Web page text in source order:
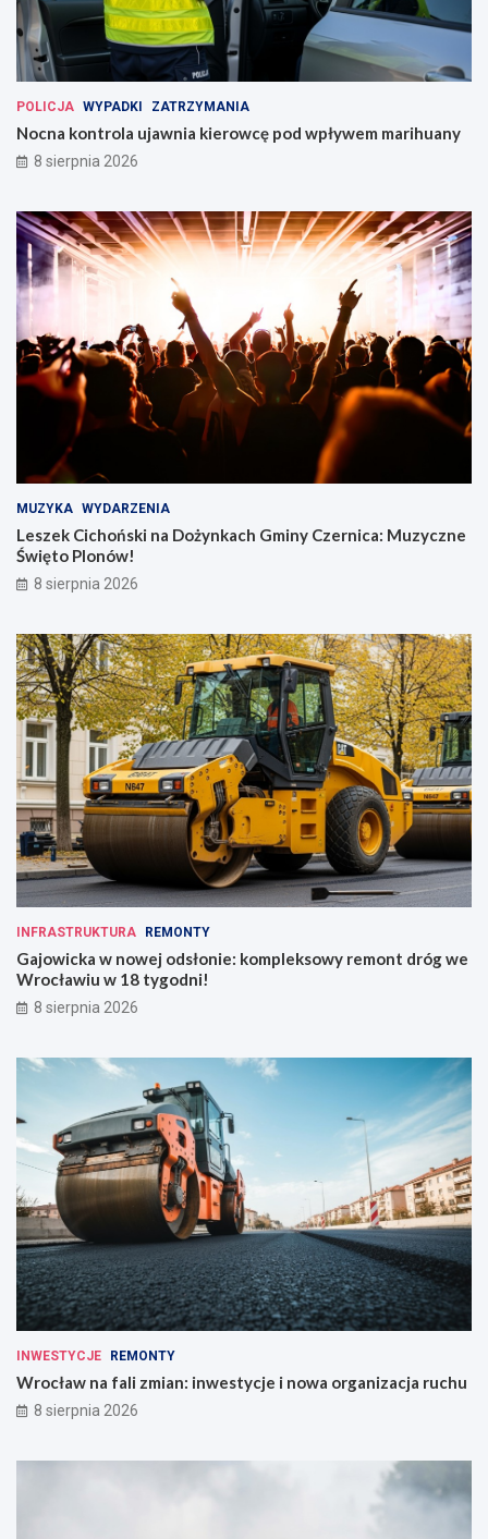
POLICJA WYPADKI ZATRZYMANIA
Nocna kontrola ujawnia kierowcę pod wpływem marihuany
8 sierpnia 2026
MUZYKA WYDARZENIA
Leszek Cichoński na Dożynkach Gminy Czernica: Muzyczne
Święto Plonów!
8 sierpnia 2026
INFRASTRUKTURA REMONTY
Gajowicka w nowej odsłonie: kompleksowy remont dróg we
Wrocławiu w 18 tygodni!
8 sierpnia 2026
INWESTYCJE REMONTY
Wrocław na fali zmian: inwestycje i nowa organizacja ruchu
8 sierpnia 2026